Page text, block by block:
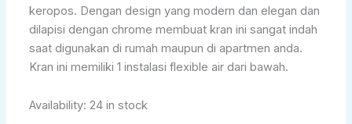
keropos. Dengan design yang modern dan elegan dan
dilapisi dengan chrome membuat kran ini sangat indah
saat digunakan di rumah maupun di apartmen anda.
Kran ini memiliki 1 instalasi flexible air dari bawah.
Availability: 24 in stock